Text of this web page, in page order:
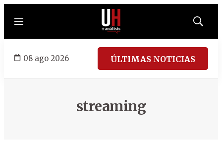
Menú
Mostrar
08 ago 2026 ÚLTIMAS NOTICIAS
streaming